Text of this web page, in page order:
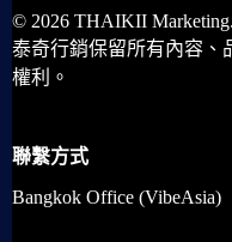
© 2026 THAIKII
泰奇行銷保留所有內容、
權利。
聯繫方式
Bangkok Office (VibeAsia)